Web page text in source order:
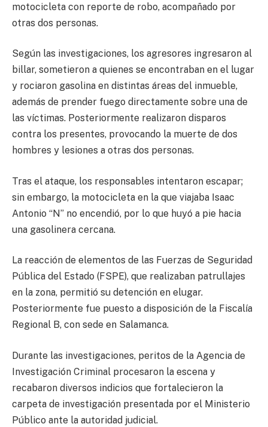
motocicleta con reporte de robo, acompañado por
otras dos personas.
Según las investigaciones, los agresores ingresaron al
billar, sometieron a quienes se encontraban en el lugar
y rociaron gasolina en distintas áreas del inmueble,
además de prender fuego directamente sobre una de
las víctimas. Posteriormente realizaron disparos
contra los presentes, provocando la muerte de dos
hombres y lesiones a otras dos personas.
Tras el ataque, los responsables intentaron escapar;
sin embargo, la motocicleta en la que viajaba Isaac
Antonio “N” no encendió, por lo que huyó a pie hacia
una gasolinera cercana.
La reacción de elementos de las Fuerzas de Seguridad
Pública del Estado (FSPE), que realizaban patrullajes
en la zona, permitió su detención en elugar.
Posteriormente fue puesto a disposición de la Fiscalía
Regional B, con sede en Salamanca.
Durante las investigaciones, peritos de la Agencia de
Investigación Criminal procesaron la escena y
recabaron diversos indicios que fortalecieron la
carpeta de investigación presentada por el Ministerio
Público ante la autoridad judicial.